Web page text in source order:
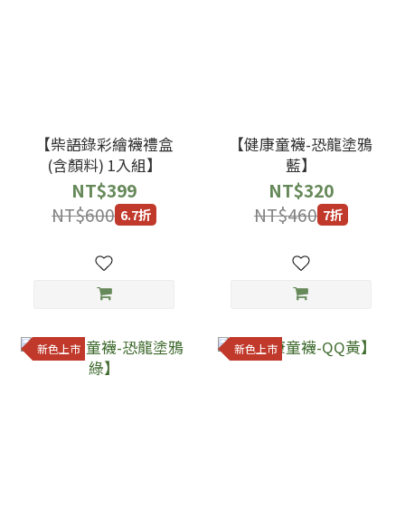
【柴語錄彩繪襪禮盒
(含顏料) 1入組】
NT$399
NT$600 6.7折
【健康童襪-恐龍塗鴉
藍】
NT$320
NT$460 7折
新色上市 新色上市